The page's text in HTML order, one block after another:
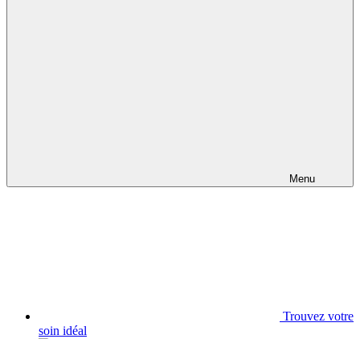
Menu
Trouvez votre
soin idéal